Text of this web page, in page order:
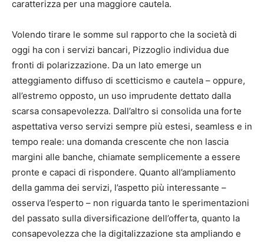
caratterizza per una maggiore cautela.
Volendo tirare le somme sul rapporto che la società di
oggi ha con i servizi bancari, Pizzoglio individua due
fronti di polarizzazione. Da un lato emerge un
atteggiamento diffuso di scetticismo e cautela – oppure,
all’estremo opposto, un uso imprudente dettato dalla
scarsa consapevolezza. Dall’altro si consolida una forte
aspettativa verso servizi sempre più estesi, seamless e in
tempo reale: una domanda crescente che non lascia
margini alle banche, chiamate semplicemente a essere
pronte e capaci di rispondere. Quanto all’ampliamento
della gamma dei servizi, l’aspetto più interessante –
osserva l’esperto – non riguarda tanto le sperimentazioni
del passato sulla diversificazione dell’offerta, quanto la
consapevolezza che la digitalizzazione sta ampliando e